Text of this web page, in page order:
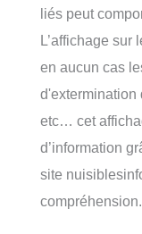
liés peut
L’affichage sur
en aucun cas
d'extermination
etc… cet
d’information
site
compréhension.